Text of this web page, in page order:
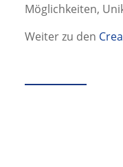
Möglichkeiten,
Weiter zu den